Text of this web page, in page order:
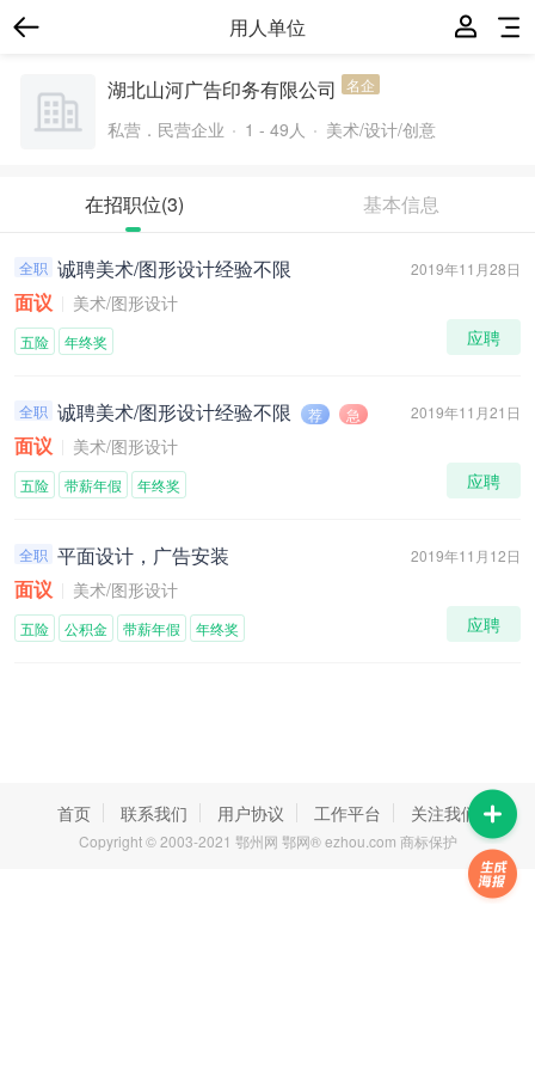
用人单位
湖北山河广告印务有限公司 名企
私营．民营企业 1 - 49人 美术/设计/创意
在招职位(3) 基本信息
2019年11月28日
全职 诚聘美术/图形设计经验不限
面议
美术/图形设计
应聘
五险 年终奖
2019年11月21日
全职 诚聘美术/图形设计经验不限 荐 急
面议
美术/图形设计
应聘
五险 带薪年假 年终奖
2019年11月12日
全职 平面设计，广告安装
面议
美术/图形设计
应聘
五险 公积金 带薪年假 年终奖
首页 联系我们 用户协议 工作平台 关注我们
Copyright © 2003-2021 鄂州网 鄂网® ezhou.com 商标保护